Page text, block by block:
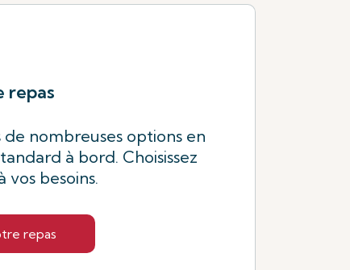
repas
de nombreuses options en
à bord. Choisissez
vos besoins.
repas